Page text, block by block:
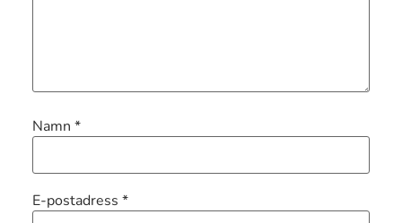
Namn *
E-postadress *